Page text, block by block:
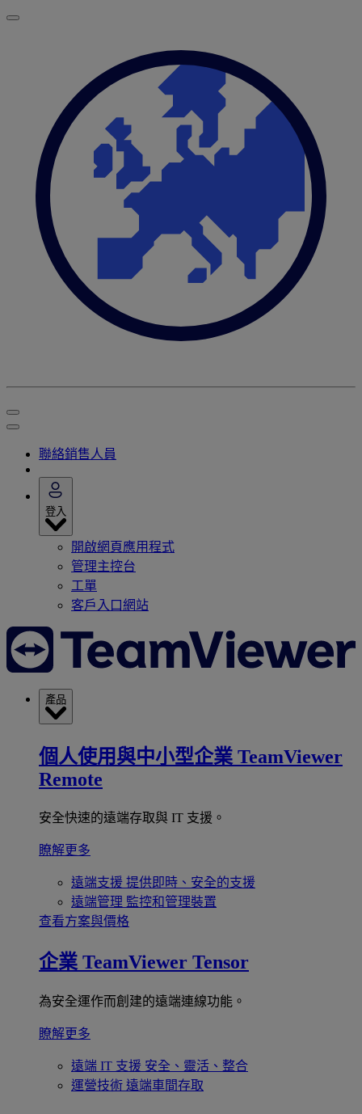
聯絡銷售人員
登入
開啟網頁應用程式
管理主控台
工單
客戶入口網站
產品
個人使用與中小型企業 TeamViewer
Remote
安全快速的遠端存取與 IT 支援。
瞭解更多
遠端支援 提供即時、安全的支援
遠端管理 監控和管理裝置
查看方案與價格
企業 TeamViewer Tensor
為安全運作而創建的遠端連線功能。
瞭解更多
遠端 IT 支援 安全、靈活、整合
運營技術 遠端車間存取